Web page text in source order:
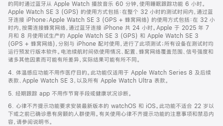
的同时通过蓝牙从 Apple Watch 播放音乐 60 分钟，使用睡眠跟踪功能 6 小时。
Apple Watch SE 3 (GPS) 的使用方式包括：在整个 32 小时的测试时间内，通过蓝
牙连接 iPhone；Apple Watch SE 3 (GPS + 蜂窝网络) 的使用方式包括：在 32 小
时内，按需连接蜂窝网络，通过蓝牙连接 iPhone 共 24 小时。Apple 于 2025 年 7
月和 8 月使用试生产的 Apple Watch SE 3 (GPS) 和 Apple Watch SE 3
(GPS + 蜂窝网络)，分别与 iPhone 配对使用，进行了此项测试；所有设备在测试时均
运行预发行版本软件。电池续航时间依使用情况、配置、蜂窝网络覆盖范围、信号强度和
诸多其他因素而可能有所差异，实际结果可能有所不同。
4. 体温感应功能不用作医疗目的。此功能仅适用于 Apple Watch Series 8 及后续
表款、Apple Watch SE 3，以及所有 Apple Watch Ultra 表款。
5. 经期跟踪 app 不用作节育手段或健康状况诊断。
6. 心律不齐提示功能要求安装最新版本的 watchOS 和 iOS。此功能不适合 22 岁以
下或之前已确诊患有房颤的人群使用。有关使用心律不齐提示功能的注意事项和禁忌内
容，请参阅说明书。